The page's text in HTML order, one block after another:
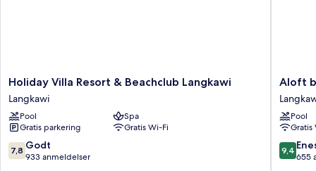
Holiday
Villa
Resort
&
Beachclub
Langkawi
Langkawi
Holiday Villa Resort & Beachclub Langkawi
Langkawi
Pool
Spa
Gratis parkering
Gratis Wi-Fi
7.8
ud
7,8 Godt
933 anmeldelser
Aloft
by
Marriott
Pantai
Tengah
Aloft
Pool
Gratis
9.4
ud
9,4
655